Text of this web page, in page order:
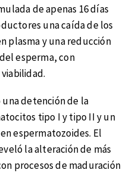
de apenas 16 días
una caída de los
plasma y una reducción
esperma, con
detención de la
tipo I y tipo II y un
espermatozoides. El
la alteración de más
procesos de maduración